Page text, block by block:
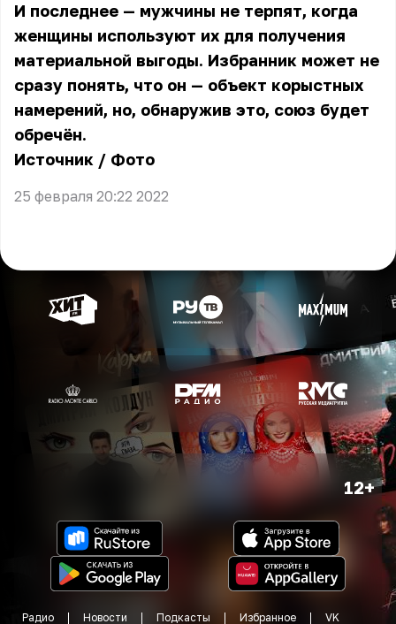
И последнее — мужчины не терпят, когда
женщины используют их для получения
материальной выгоды. Избранник может не
сразу понять, что он — объект корыстных
намерений, но, обнаружив это, союз будет
обречён.
Источник / Фото
25 февраля 20:22 2022
12+
Радио Новости Подкасты Избранное
VK